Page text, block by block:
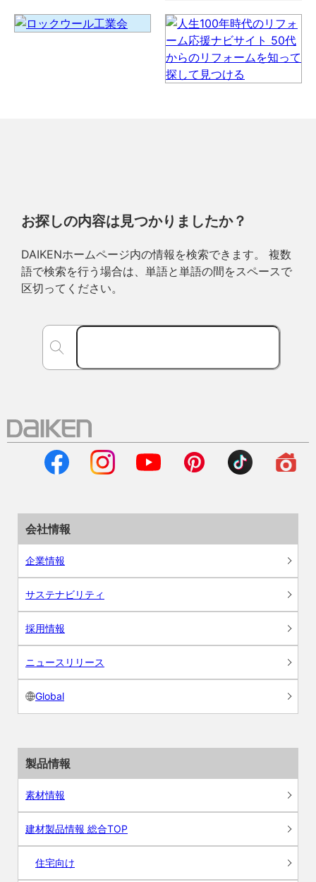
お探しの内容は見つかりましたか？
DAIKENホームページ内の情報を検索できます。 複数
語で検索を行う場合は、単語と単語の間をスペースで
区切ってください。
会社情報
企業情報
サステナビリティ
採用情報
ニュースリリース
Global
製品情報
素材情報
建材製品情報 総合TOP
住宅向け